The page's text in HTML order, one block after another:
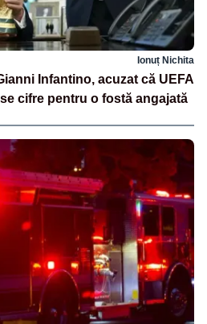
Ionuț Nichita
Infantino, acuzat că UEFA
cifre pentru o fostă angajată